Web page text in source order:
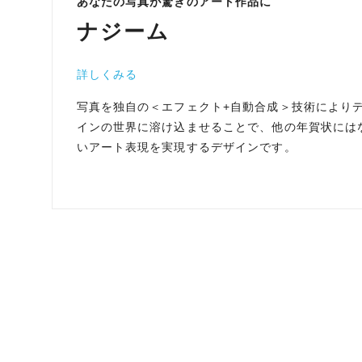
ナジーム
詳しくみる
写真を独自の＜エフェクト+自動合成＞技術により
インの世界に溶け込ませることで、他の年賀状には
いアート表現を実現するデザインです。